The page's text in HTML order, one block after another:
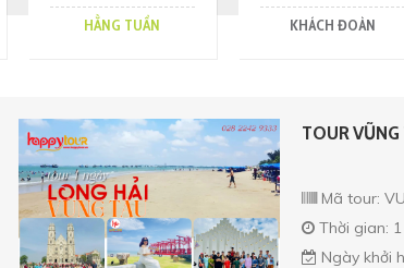
HẰNG TUẦN KHÁCH ĐOÀN
TOUR VŨNG
Mã tour:
Thời gian:
Ngày khởi